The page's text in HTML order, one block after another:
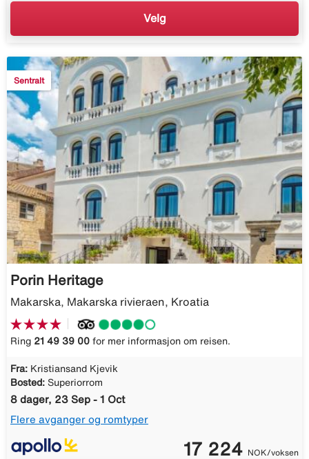
Velg
Sentralt
Porin Heritage
Makarska, Makarska rivieraen, Kroatia
Ring 21 49 39 00 for mer informasjon om reisen.
Fra: Kristiansand Kjevik
Bosted: Superiorrom
8 dager, 23 Sep - 1 Oct
Flere avganger og romtyper
17 224 NOK/voksen